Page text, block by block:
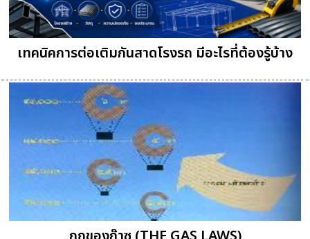
เทคนิคการต่อเติมกันสาดโรงรถ มีอะไรที่ต้องรู้บ้าง